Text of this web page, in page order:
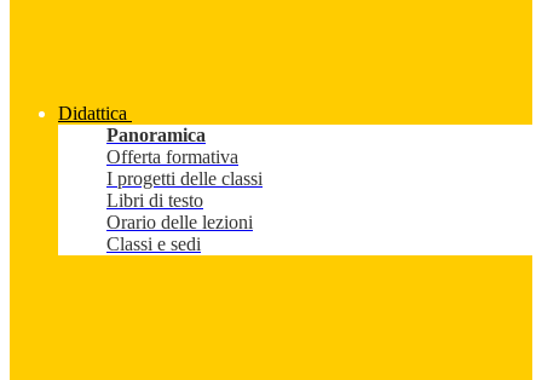
Didattica
Panoramica
Offerta formativa
I progetti delle classi
Libri di testo
Orario delle lezioni
Classi e sedi